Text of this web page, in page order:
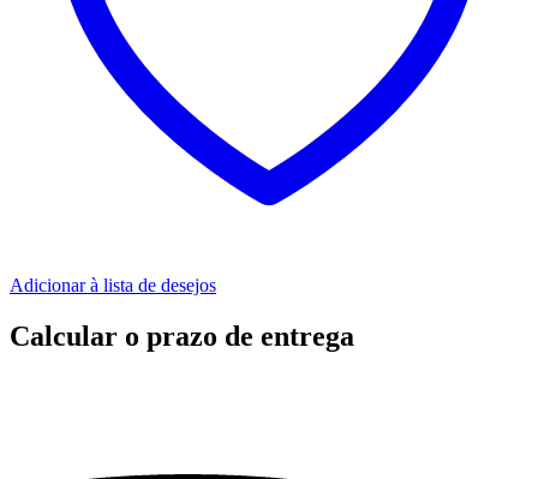
Adicionar à lista de desejos
Calcular o prazo de entrega